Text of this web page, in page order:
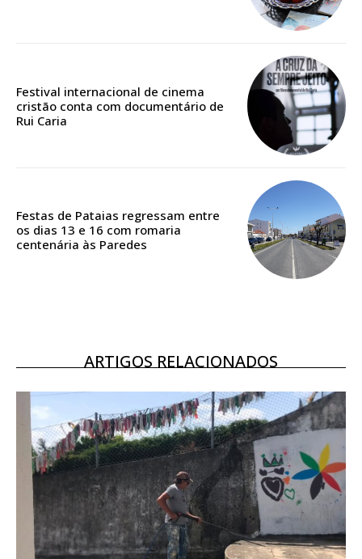
Edição em papel entregue à Quinta-feira em sua
Acesso aos conteúdos Exclusivos para
assinantes
12 meses
Acesso ao conteúdo online
Acesso aos conteúdos Exclusivos para
assinantes
Ofertas para assinatura anual
Escolha o plano
Festival internacional de cinema
cristão conta com documentário de
Rui Caria
Festas de Pataias regressam entre
os dias 13 e 16 com romaria
centenária às Paredes
ARTIGOS RELACIONADOS